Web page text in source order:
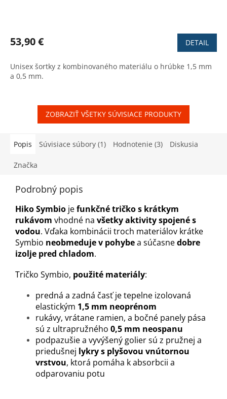
53,90 € DETAIL
Unisex šortky z kombinovaného materiálu o hrúbke 1,5 mm
a 0,5 mm.
ZOBRAZIŤ VŠETKY SÚVISIACE PRODUKTY
Popis Súvisiace súbory (1) Hodnotenie (3) Diskusia
Značka
Podrobný popis
Hiko Symbio jefunkčné tričko s krátkym
rukávom vhodné na všetky aktivity spojené s
vodou. Vďaka kombinácii troch materiálov krátke
Symbio neobmeduje v pohybea súčasnedobre
izolje pred chladom.
Tričko Symbio, použité materiály:
predná a zadná časť je tepelne izolovaná
elastickým 1,5 mm neoprénom
rukávy, vrátane ramien, a bočné panely pása
sú z ultrapružného 0,5 mm neospanu
podpazušie a vyvýšený golier sú z pružnej a
priedušnej lykry s plyšovou vnútornou
vrstvou, ktorá pomáha k absorbcii a
odparovaniu potu